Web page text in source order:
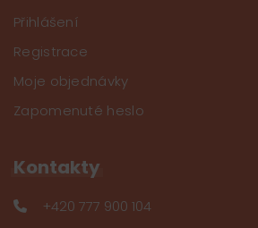
Přihlášení
Registrace
Moje objednávky
Zapomenuté heslo
Kontakty
+420 777 900 104